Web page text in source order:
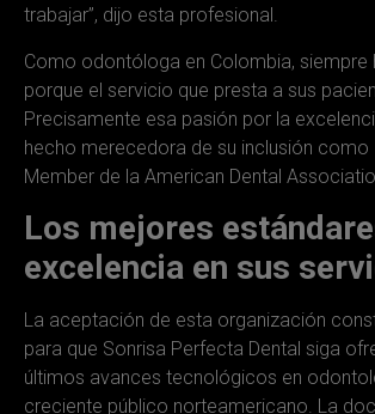
trabajar”, dijo esta profesional.
Como odontóloga en Colombia, siempre
porque el servicio que presta a sus
Precisamente esa pasión por la
hecho merecedora de su inclusión como
Member de la American Dental
Los mejores
excelencia en sus
La aceptación de esta organización
para que Sonrisa Perfecta Dental siga
últimos avances tecnológicos en
creciente público norteamericano. La